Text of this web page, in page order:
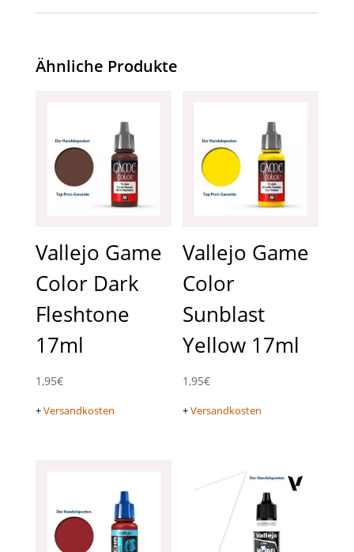
Ähnliche Produkte
Vallejo Game
Color Dark
Fleshtone
17ml
1,95€
+Versandkosten
Vallejo Game
Color
Sunblast
Yellow 17ml
1,95€
+Versandkosten